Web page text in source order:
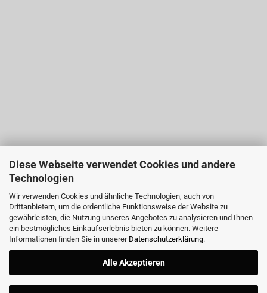
Diese Webseite verwendet Cookies und andere
Technologien
Wir verwenden Cookies und ähnliche Technologien, auch von
Drittanbietern, um die ordentliche Funktionsweise der Website zu
gewährleisten, die Nutzung unseres Angebotes zu analysieren und Ihnen
ein bestmögliches Einkaufserlebnis bieten zu können. Weitere
Informationen finden Sie in unserer Datenschutzerklärung.
Alle Akzeptieren